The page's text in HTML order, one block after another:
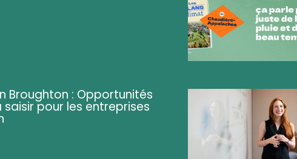
Broughton : Opportunités
pour les entreprises